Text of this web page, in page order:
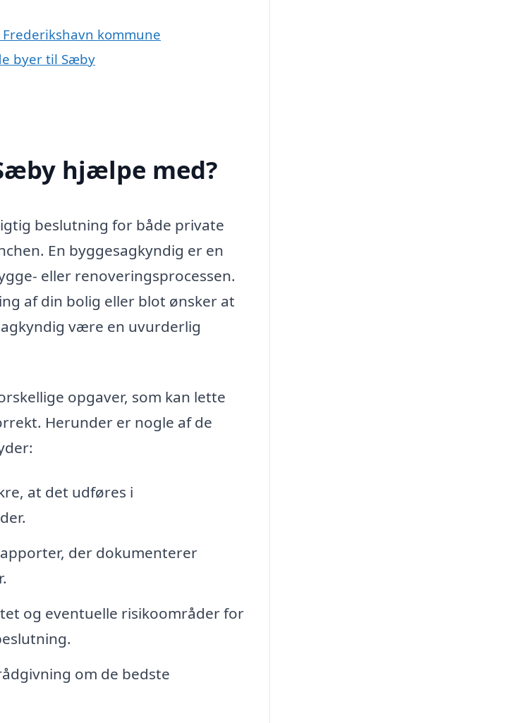
kommune
byer til Sæby
hjælpe med?
beslutning for både private
En byggesagkyndig er en
eller renoveringsprocessen.
af din bolig eller blot ønsker at
være en uvurderlig
opgaver, som kan lette
Herunder er nogle af de
at det udføres i
der dokumenterer
og eventuelle risikoområder for
om de bedste